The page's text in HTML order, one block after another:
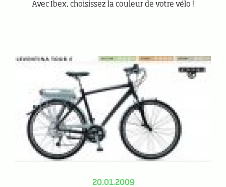
Avec Ibex, choisissez la couleur de votre vélo !
20.01.2009